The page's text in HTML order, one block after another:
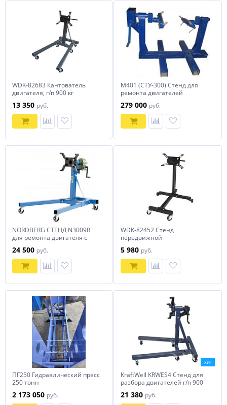
WDK-82683 Кантователь
двигателя, г/п 900 кг
13 350 руб.
М401 (СТУ-300) Стенд для
ремонта двигателей
279 000 руб.
NORDBERG СТЕНД N3009R
для ремонта двигателя с
24 500 руб.
WDK-82452 Стенд
передвижной
5 980 руб.
ПГ250 Гидравлический пресс
250 тонн
2 173 050 руб.
ХИТ
KraftWell KRWES4 Стенд для
разбора двигателей г/п 900
21 380 руб.